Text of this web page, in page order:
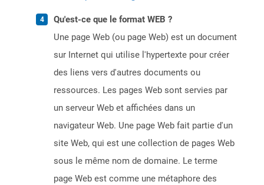
Qu'est-ce que le format WEB ?
Une page Web (ou page Web) est un document
sur Internet qui utilise l'hypertexte pour créer
des liens vers d'autres documents ou
ressources. Les pages Web sont servies par
un serveur Web et affichées dans un
navigateur Web. Une page Web fait partie d'un
site Web, qui est une collection de pages Web
sous le même nom de domaine. Le terme
page Web est comme une métaphore des